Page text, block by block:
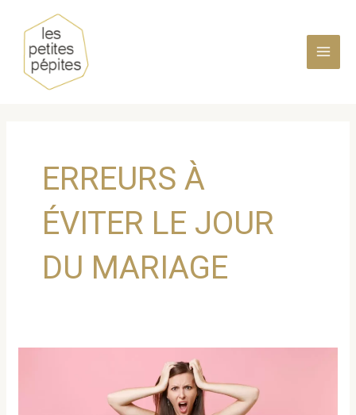
contenu
ERREURS À
ÉVITER LE JOUR
DU MARIAGE